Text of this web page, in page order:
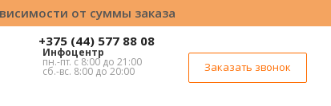
от суммы заказа
+375 (44) 577 88 08
Инфоцентр
пн.-пт. с 8:00 до 21:00
сб.-вс. 8:00 до 20:00 Заказать звонок